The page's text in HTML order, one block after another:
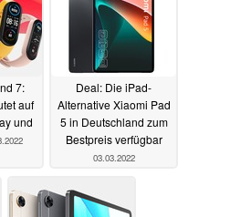
7:
auf
und
Deal: Die iPad-
Alternative Xiaomi Pad
5 in Deutschland zum
Bestpreis verfügbar
03.03.2022